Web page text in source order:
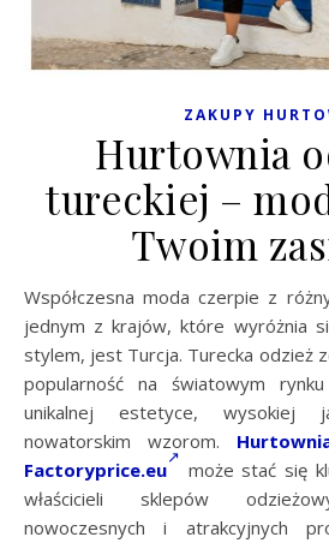
ZAKUPY
Hurtownia
tureckiej –
Twoim
Współczesna moda czerpie z różnych źródeł inspiracji, a
jednym z krajów, które wyróżnia
stylem, jest Turcja. Turecka odzież
popularność na światowym
unikalnej estetyce, wysokiej
nowatorskim wzorom.
Factoryprice.eu
może stać się
właścicieli sklepów
nowoczesnych i atrakcyjnych